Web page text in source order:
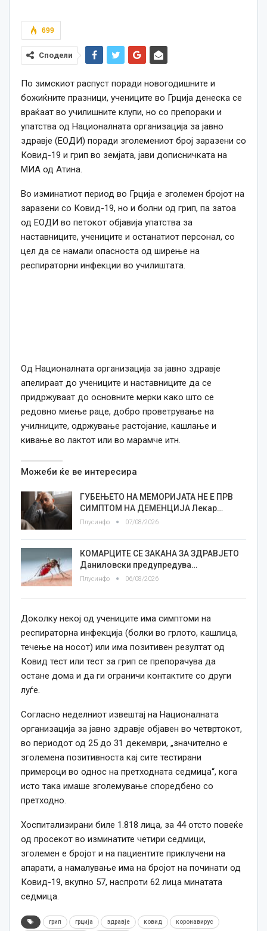
699
Сподели
По зимскиот распуст поради новогодишните и
божиќните празници, учениците во Грција денеска се
враќаат во училишните клупи, но со препораки и
упатства од Националната организација за јавно
здравје (ЕОДИ) поради зголемениот број заразени со
Ковид-19 и грип во земјата, јави дописничката на
МИА од Атина.
Во изминатиот период во Грција е зголемен бројот на
заразени со Ковид-19, но и болни од грип, па затоа
од ЕОДИ во петокот објавија упатства за
наставниците, учениците и останатиот персонал, со
цел да се намали опасноста од ширење на
респираторни инфекции во училиштата.
Од Националната организација за јавно здравје
апелираат до учениците и наставниците да се
придржуваат до основните мерки како што се
редовно миење раце, добро проветрување на
училниците, одржување растојание, кашлање и
кивање во лактот или во марамче итн.
Можеби ќе ве интересира
ГУБЕЊЕТО НА МЕМОРИЈАТА НЕ Е ПРВ
СИМПТОМ НА ДЕМЕНЦИЈА Лекар…
Плусинфо 07/08/2026
КОМАРЦИТЕ СЕ ЗАКАНА ЗА ЗДРАВЈЕТО
Даниловски предупредува…
Плусинфо 06/08/2026
Доколку некој од учениците има симптоми на
респираторна инфекција (болки во грлото, кашлица,
течење на носот) или има позитивен резултат од
Ковид тест или тест за грип се препорачува да
остане дома и да ги ограничи контактите со други
луѓе.
Согласно неделниот извештај на Националната
организација за јавно здравје објавен во четвртокот,
во периодот од 25 до 31 декември, „значително е
зголемена позитивноста кај сите тестирани
примероци во однос на претходната седмица“, кога
исто така имаше зголемување споредбено со
претходно.
Хоспитализирани биле 1.818 лица, за 44 отсто повеќе
од просекот во изминатите четири седмици,
зголемен е бројот и на пациентите приклучени на
апарати, а намалување има на бројот на починати од
Ковид-19, вкупно 57, наспроти 62 лица минатата
седмица.
грип грција здравје ковид коронавирус